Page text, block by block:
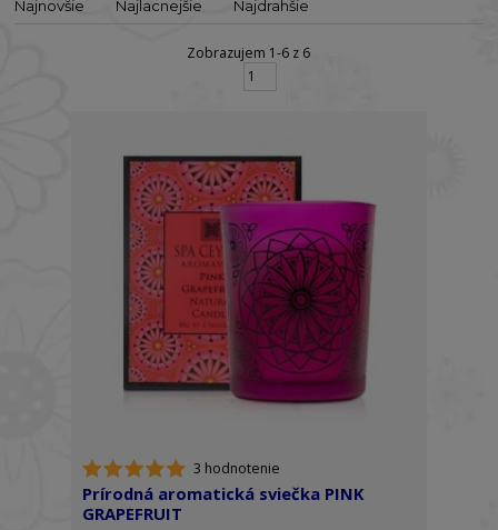
Najnovšie Najlacnejšie Najdrahšie
Zobrazujem 1-6 z 6
3 hodnotenie
Prírodná aromatická sviečka PINK
GRAPEFRUIT